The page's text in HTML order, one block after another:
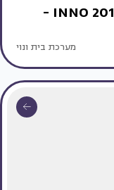
תערוכת הפרוייקטים של כנס INNO 2017 -
מערכת בית ונוי